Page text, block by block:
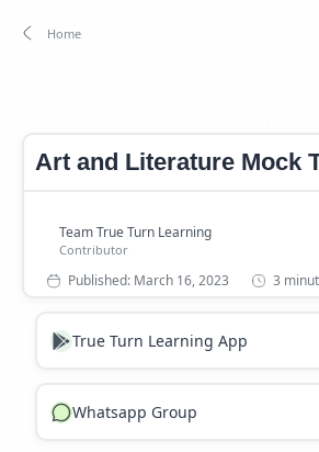
Art
Art and Literature Mock
3
True Turn Learning App
Whatsapp Group